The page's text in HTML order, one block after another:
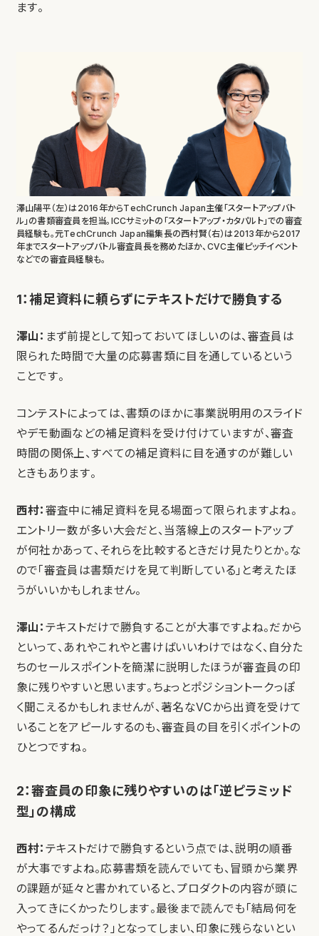
ます。
澤山陽平（左）は2016年からTechCrunch Japan主催「スタートアップバト
ル」の書類審査員を担当。ICCサミットの「スタートアップ・カタパルト」での審査
員経験も。元TechCrunch Japan編集長の西村賢（右）は2013年から2017
年までスタートアップバトル審査員長を務めたほか、CVC主催ピッチイベント
などでの審査員経験も。
1：補足資料に頼らずにテキストだけで勝負する
澤山： まず前提として知っておいてほしいのは、審査員は
限られた時間で大量の応募書類に目を通しているという
ことです。
コンテストによっては、書類のほかに事業説明用のスライド
やデモ動画などの補足資料を受け付けていますが、審査
時間の関係上、すべての補足資料に目を通すのが難しい
ときもあります。
西村： 審査中に補足資料を見る場面って限られますよね。
エントリー数が多い大会だと、当落線上のスタートアップ
が何社かあって、それらを比較するときだけ見たりとか。な
ので「審査員は書類だけを見て判断している」と考えたほ
うがいいかもしれません。
澤山： テキストだけで勝負することが大事ですよね。だから
といって、あれやこれやと書けばいいわけではなく、自分た
ちのセールスポイントを簡潔に説明したほうが審査員の印
象に残りやすいと思います。ちょっとポジショントークっぽ
く聞こえるかもしれませんが、著名なVCから出資を受けて
いることをアピールするのも、審査員の目を引くポイントの
ひとつですね。
2：審査員の印象に残りやすいのは「逆ピラミッド
型」の構成
西村： テキストだけで勝負するという点では、説明の順番
が大事ですよね。応募書類を読んでいても、冒頭から業界
の課題が延々と書かれていると、プロダクトの内容が頭に
入ってきにくかったりします。最後まで読んでも「結局何を
やってるんだっけ？」となってしまい、印象に残らないとい